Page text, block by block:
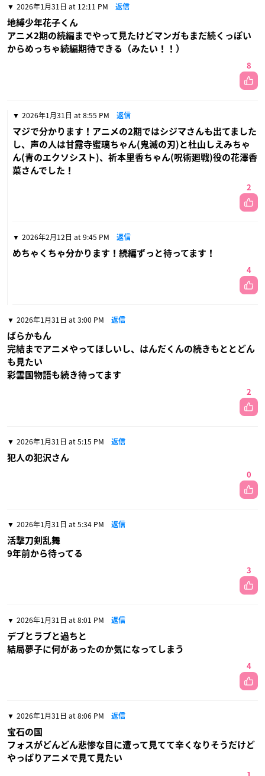
2026年1月31日 at 12:11 PM 返信
地縛少年花子くん
アニメ2期の続編までやって見たけどマンガもまだ続くっぽい
からめっちゃ続編期待できる（みたい！！）
8
2026年1月31日 at 8:55 PM 返信
マジで分かります！アニメの2期ではシジマさんも出てました
し、声の人は甘露寺蜜璃ちゃん(鬼滅の刃)と杜山しえみちゃ
ん(青のエクソシスト)、祈本里香ちゃん(呪術廻戦)役の花澤香
菜さんでした！
2
2026年2月12日 at 9:45 PM 返信
めちゃくちゃ分かります！続編ずっと待ってます！
4
2026年1月31日 at 3:00 PM 返信
ばらかもん
完結までアニメやってほしいし、はんだくんの続きもととどん
も見たい
彩雲国物語も続き待ってます
2
2026年1月31日 at 5:15 PM 返信
犯人の犯沢さん
0
2026年1月31日 at 5:34 PM 返信
活撃刀剣乱舞
9年前から待ってる
3
2026年1月31日 at 8:01 PM 返信
デブとラブと過ちと
結局夢子に何があったのか気になってしまう
4
2026年1月31日 at 8:06 PM 返信
宝石の国
フォスがどんどん悲惨な目に遭って見てて辛くなりそうだけど
やっぱりアニメで見て見たい